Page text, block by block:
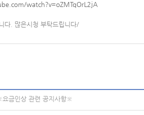
watch?v=oZMTqOrL2jA
다. 많은시청 부탁드립니다/
금인상 관련 공지사항※